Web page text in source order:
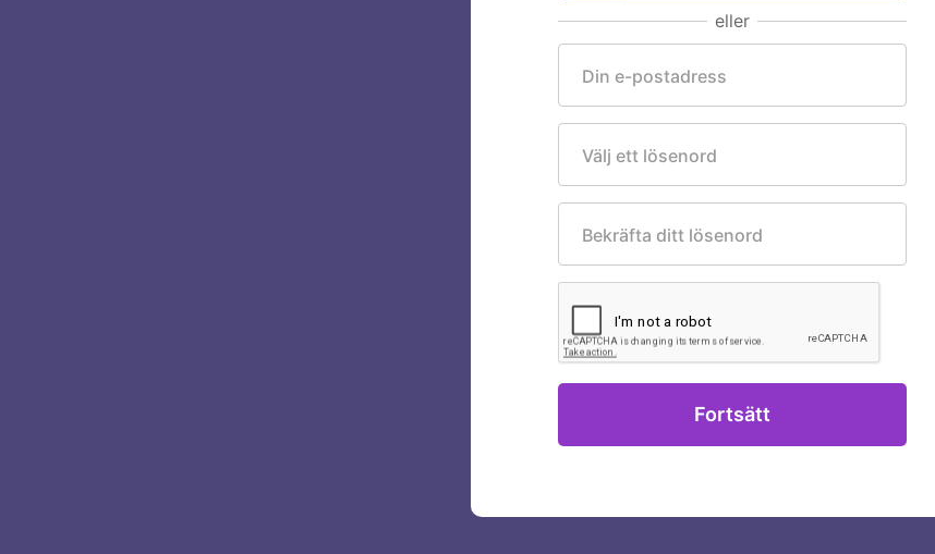
eller
Din e-postadress
Välj ett lösenord
Bekräfta ditt lösenord